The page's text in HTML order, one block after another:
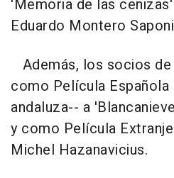
'Memoria de las
Eduardo Montero
Además, los socios
como Película
andaluza-- a
y como Película
Michel Hazanavicius.